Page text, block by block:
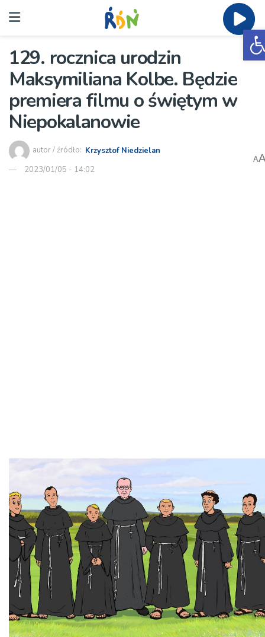
129. rocznica urodzin
Maksymiliana Kolbe. Będzie
premiera filmu o świętym w
Niepokalanowie
autor / źródło: Krzysztof Niedzielan
2023/01/05 - 14:02
A